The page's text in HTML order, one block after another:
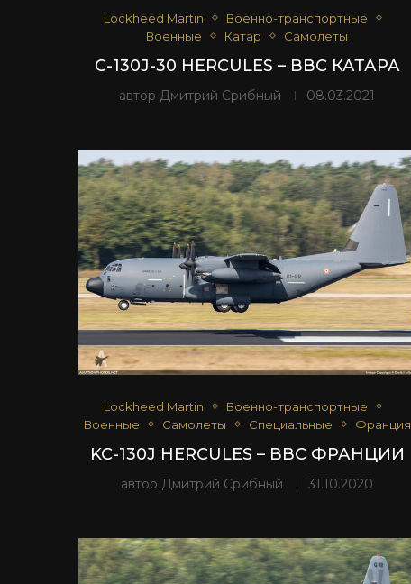
Lockheed Martin
Военно-транспортные
Военные
Катар Самолеты
C-130J-30 HERCULES – ВВС КАТАРА
автор Дмитрий Срибный 08.03.2021
Lockheed Martin
Военно-транспортные
Военные
Самолеты Специальные Франция
KC-130J HERCULES – ВВС ФРАНЦИИ
автор Дмитрий Срибный 31.10.2020